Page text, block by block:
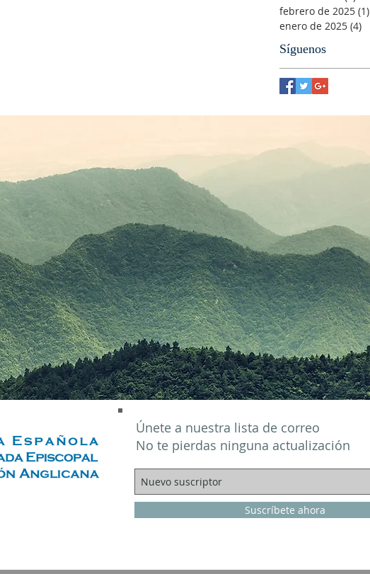
febrero de 2025 (1)
enero de 2025 (4)
Síguenos
Únete a nuestra lista de correo
No te pierdas ninguna actualización
Suscríbete ahora